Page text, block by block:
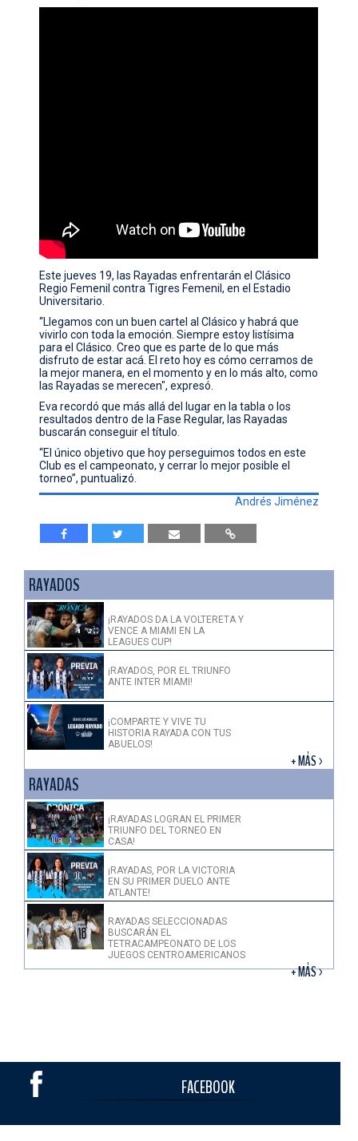
Este jueves 19, las Rayadas enfrentarán el Clásico
Regio Femenil contra Tigres Femenil, en el Estadio
Universitario.
“Llegamos con un buen cartel al Clásico y habrá que
vivirlo con toda la emoción. Siempre estoy listísima
para el Clásico. Creo que es parte de lo que más
disfruto de estar acá. El reto hoy es cómo cerramos de
la mejor manera, en el momento y en lo más alto, como
las Rayadas se merecen", expresó.
Eva recordó que más allá del lugar en la tabla o los
resultados dentro de la Fase Regular, las Rayadas
buscarán conseguir el título.
“El único objetivo que hoy perseguimos todos en este
Club es el campeonato, y cerrar lo mejor posible el
torneo”, puntualizó.
Andrés Jiménez
RAYADOS
¡RAYADOS DA LA VOLTERETA Y
VENCE A MIAMI EN LA
LEAGUES CUP!
¡RAYADOS, POR EL TRIUNFO
ANTE INTER MIAMI!
¡COMPARTE Y VIVE TU
HISTORIA RAYADA CON TUS
ABUELOS!
+ MÁS >
RAYADAS
¡RAYADAS LOGRAN EL PRIMER
TRIUNFO DEL TORNEO EN
CASA!
¡RAYADAS, POR LA VICTORIA
EN SU PRIMER DUELO ANTE
ATLANTE!
RAYADAS SELECCIONADAS
BUSCARÁN EL
TETRACAMPEONATO DE LOS
JUEGOS CENTROAMERICANOS
+ MÁS >
FACEBOOK